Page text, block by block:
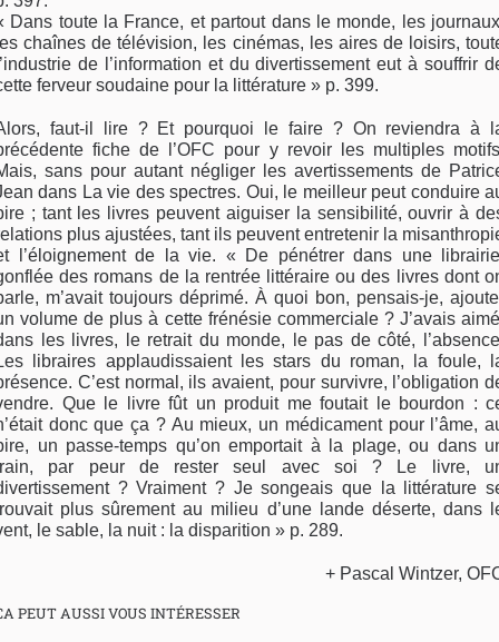
Dans toute la France, et partout dans le monde, les
chaînes de télévision, les cinémas, les aires de loisirs,
de l’information et du divertissement eut à souffrir
ferveur soudaine pour la littérature » p. 399.
faut-il lire ? Et pourquoi le faire ? On reviendra à
fiche de l’OFC pour y revoir les multiples
sans pour autant négliger les avertissements de
dans La vie des spectres. Oui, le meilleur peut conduire
; tant les livres peuvent aiguiser la sensibilité, ouvrir à
plus ajustées, tant ils peuvent entretenir la
l’éloignement de la vie. « De pénétrer dans une
des romans de la rentrée littéraire ou des livres dont
m’avait toujours déprimé. À quoi bon, pensais-je,
volume de plus à cette frénésie commerciale ? J’avais
les livres, le retrait du monde, le pas de côté,
libraires applaudissaient les stars du roman, la foule,
C’est normal, ils avaient, pour survivre, l’obligation
Que le livre fût un produit me foutait le bourdon :
donc que ça ? Au mieux, un médicament pour l’âme,
un passe-temps qu’on emportait à la plage, ou dans
par peur de rester seul avec soi ? Le livre,
? Vraiment ? Je songeais que la littérature
plus sûrement au milieu d’une lande déserte, dans
le sable, la nuit : la disparition » p. 289.
+ Pascal Wintzer,
PEUT AUSSI VOUS INTÉRESSER